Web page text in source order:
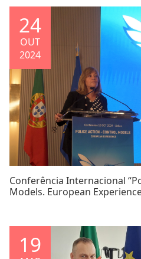
24
OUT
2024
Conferência Internacional
Models. European
19